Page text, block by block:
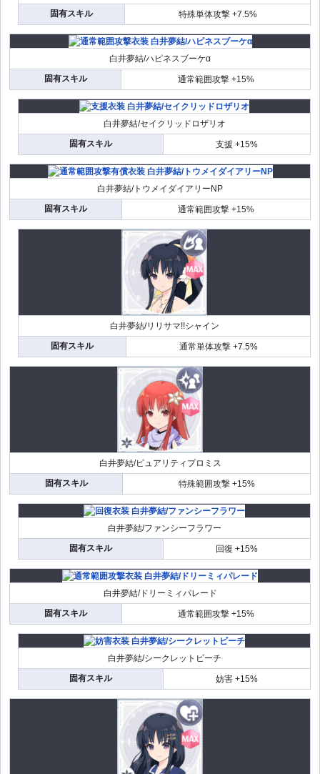
固有スキル
特殊単体攻撃 +7.5%
白井夢結/ハピネスブーケα
固有スキル
通常範囲攻撃 +15%
白井夢結/セイクリッドロザリオ
固有スキル
支援 +15%
白井夢結/トウメイダイアリーNP
固有スキル
通常範囲攻撃 +15%
白井夢結/リリサマ!!シャイン
固有スキル
通常単体攻撃 +7.5%
白井夢結/ピュアリティプロミス
固有スキル
特殊範囲攻撃 +15%
白井夢結/ファンシーフラワー
固有スキル
回復 +15%
白井夢結/ドリーミィパレード
固有スキル
通常範囲攻撃 +15%
白井夢結/シークレットビーチ
固有スキル
妨害 +15%